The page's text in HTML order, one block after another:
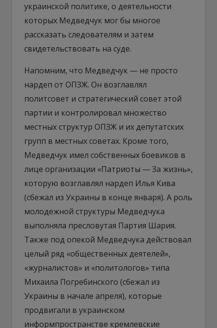
украинской политике, о деятельности
которых Медведчук мог бы многое
рассказать следователям и затем
свидетельствовать на суде.
Напомним, что Медведчук — не просто
нардеп от ОПЗЖ. Он возглавлял
политсовет и стратегический совет этой
партии и контролировал множество
местных структур ОПЗЖ и их депутатских
групп в местных советах. Кроме того,
Медведчук имел собственных боевиков в
лице организации «Патриоты — За жизнь»,
которую возглавлял нардеп Илья Кива
(сбежал из Украины в конце января). А роль
молодежной структуры Медведчука
выполняла пресловутая Партия Шария.
Также под опекой Медведчука действовал
целый ряд «общественных деятелей»,
«журналистов» и «политологов» типа
Михаила Погребинского (сбежал из
Украины в начале апреля), которые
продвигали в украинском
информпространстве кремлевские